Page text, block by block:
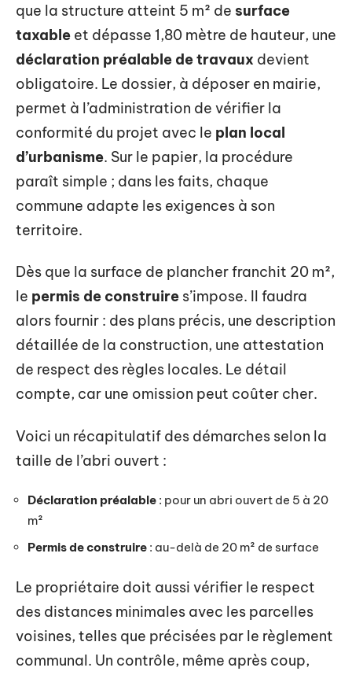
que la structure atteint 5 m² de surface
taxable et dépasse 1,80 mètre de hauteur, une
déclaration préalable de travaux devient
obligatoire. Le dossier, à déposer en mairie,
permet à l’administration de vérifier la
conformité du projet avec le plan local
d’urbanisme. Sur le papier, la procédure
paraît simple ; dans les faits, chaque
commune adapte les exigences à son
territoire.
Dès que la surface de plancher franchit 20 m²,
le permis de construire s’impose. Il faudra
alors fournir : des plans précis, une description
détaillée de la construction, une attestation
de respect des règles locales. Le détail
compte, car une omission peut coûter cher.
Voici un récapitulatif des démarches selon la
taille de l’abri ouvert :
Déclaration préalable : pour un abri ouvert de 5 à 20
m²
Permis de construire : au-delà de 20 m² de surface
Le propriétaire doit aussi vérifier le respect
des distances minimales avec les parcelles
voisines, telles que précisées par le règlement
communal. Un contrôle, même après coup,